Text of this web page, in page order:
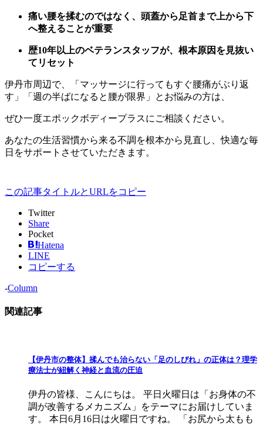
痛い腰を揉むのではなく、頭蓋から足首まで上から下
へ整えることが重要
歴10年以上のベテランスタッフが、根本原因を見抜い
てリセット
伊丹市周辺で、「マッサージに行ってもすぐ腰痛がぶり返
す」「週の半ばになると腰が限界」とお悩みの方は、
ぜひ一度エポックボディープラスにご相談ください。
あなたの生活習慣から来る不調を根本から見直し、快適な毎
日をサポートさせていただきます。
この記事タイトルとURLをコピー
Twitter
Share
Pocket
Hatena
LINE
コピーする
-Column
関連記事
【伊丹市の整体】揉んでも治らない「足のしびれ」の正体は？理学
療法士が紐解く神経と血流の圧迫
伊丹の皆様、こんにちは。 平日火曜日は「お身体の不
調が改善するメカニズム」をテーマにお届けしていま
す。 本日6月16日は火曜日ですね。 「お尻から太もも